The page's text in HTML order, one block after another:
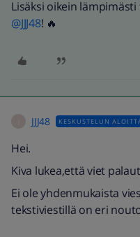
Lisäksi oikein
@JJJ48! 🔥
JJJ48 KESKUSTELUN
Hei.
Kiva lukea,että viet
Ei ole yhdenmukaista
tekstiviestillä on eri